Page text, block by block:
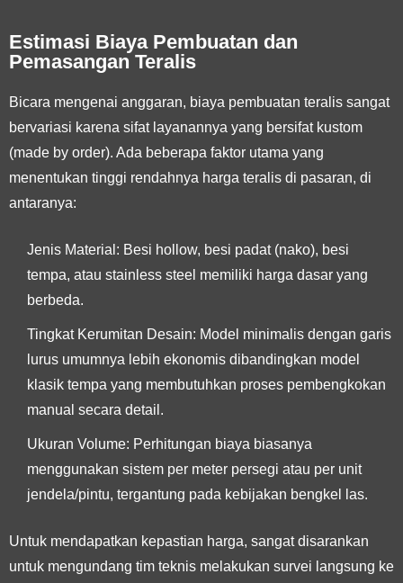
Estimasi Biaya Pembuatan dan
Pemasangan Teralis
Bicara mengenai anggaran, biaya pembuatan teralis sangat
bervariasi karena sifat layanannya yang bersifat kustom
(made by order). Ada beberapa faktor utama yang
menentukan tinggi rendahnya harga teralis di pasaran, di
antaranya:
Jenis Material: Besi hollow, besi padat (nako), besi
tempa, atau stainless steel memiliki harga dasar yang
berbeda.
Tingkat Kerumitan Desain: Model minimalis dengan garis
lurus umumnya lebih ekonomis dibandingkan model
klasik tempa yang membutuhkan proses pembengkokan
manual secara detail.
Ukuran Volume: Perhitungan biaya biasanya
menggunakan sistem per meter persegi atau per unit
jendela/pintu, tergantung pada kebijakan bengkel las.
Untuk mendapatkan kepastian harga, sangat disarankan
untuk mengundang tim teknis melakukan survei langsung ke